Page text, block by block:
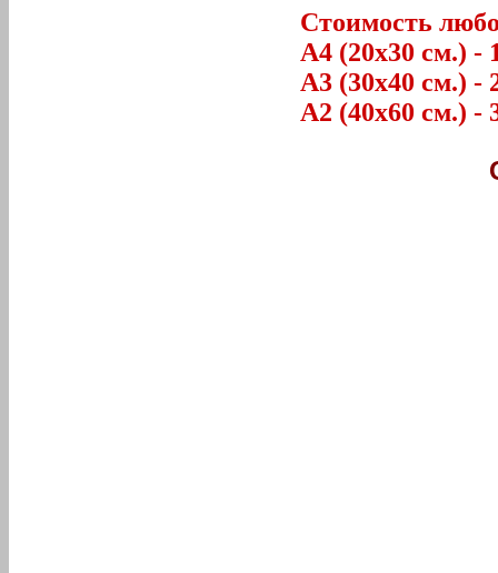
Стоимость
А4 (20х30 см.) -
А3 (30х40 см.) -
А2 (40х60 см.) -